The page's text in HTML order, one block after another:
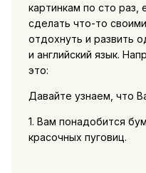
картинкам по сто раз,
сделать что-то
отдохнуть и развить
и английский язык.
это:
Давайте узнаем, что
1. Вам понадобится
красочных пуговиц.